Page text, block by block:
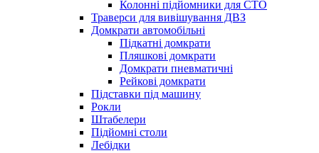
Колонні підйомники для СТО
Траверси для вивішування ДВЗ
Домкрати автомобільні
Підкатні домкрати
Пляшкові домкрати
Домкрати пневматичні
Рейкові домкрати
Підставки під машину
Рокли
Штабелери
Підйомні столи
Лебідки